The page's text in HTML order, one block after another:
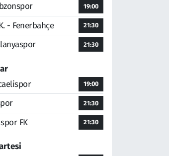
19:00
- Fenerbahçe 21:30
21:30
19:00
21:30
FK 21:30